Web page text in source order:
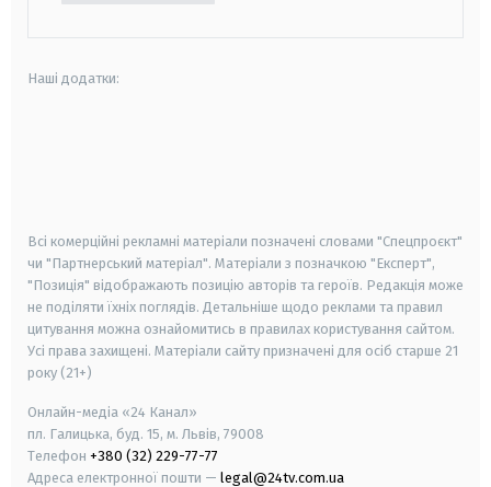
Наші додатки:
Всі комерційні рекламні матеріали позначені словами "Спецпроєкт"
чи "Партнерський матеріал". Матеріали з позначкою "Експерт",
"Позиція" відображають позицію авторів та героїв. Редакція може
не поділяти їхніх поглядів. Детальніше щодо реклами та правил
цитування можна ознайомитись в правилах користування сайтом.
Усі права захищені. Матеріали сайту призначені для осіб старше 21
року (21+)
Онлайн-медіа «24 Канал»
пл. Галицька, буд. 15, м. Львів, 79008
Телефон +380 (32) 229-77-77
Адреса електронної пошти — legal@24tv.com.ua